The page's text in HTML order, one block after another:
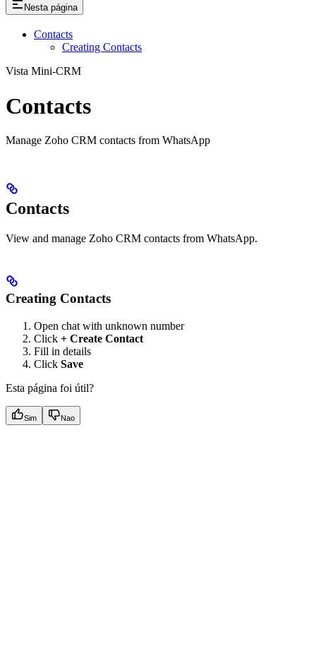
Nesta página
Contacts
Creating Contacts
Vista Mini-CRM
Contacts
Manage Zoho CRM contacts from WhatsApp
Contacts
View and manage Zoho CRM contacts from WhatsApp.
Creating Contacts
Open chat with unknown number
Click + Create Contact
Fill in details
Click Save
Esta página foi útil?
Sim Nao